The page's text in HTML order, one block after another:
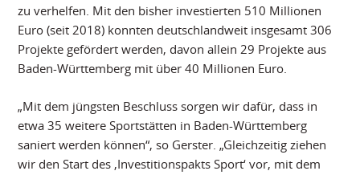
zu verhelfen. Mit den bisher investierten 510 Millionen
Euro (seit 2018) konnten deutschlandweit insgesamt 306
Projekte gefördert werden, davon allein 29 Projekte aus
Baden-Württemberg mit über 40 Millionen Euro.
„Mit dem jüngsten Beschluss sorgen wir dafür, dass in
etwa 35 weitere Sportstätten in Baden-Württemberg
saniert werden können“, so Gerster. „Gleichzeitig ziehen
wir den Start des ‚Investitionspakts Sport‘ vor, mit dem